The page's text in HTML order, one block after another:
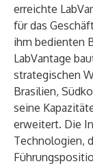
erreichte
für das
ihm bedienten
LabVantage
strategischen
Brasilien,
seine
erweitert. Die
Technologien,